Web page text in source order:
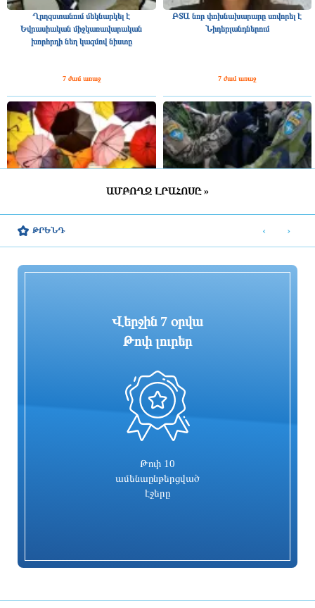
Ղրղզստանում մեկնարկել է
Եվրասիական միջկառավարական
խորհրդի նեղ կազմով նիստը
7 ժամ առաջ
ԲՏԱ նոր փոխնախարարը սովորել է
Նիդերլանդներում
7 ժամ առաջ
հնարավոր է կարկուտ
ամենամեծը մի քանի տասնամյակի
ընթացքում
«ՑԱՅԳ» հեռուստաընկերությունն
իրականացնում է «Շիրակցու խոսք»
Հիմնանորոգվում է Սևան-Մարտունի-
ավտոճանապարհի մի հատվածը
ամիսը
գործընթացի մեջ է»
ԱՄԲՈՂՋ ԼՐԱՀՈՍԸ »
ԹՐԵՆԴ
Վերջին 7 օրվա
Թոփ լուրեր
Թոփ 10
ամենաընթերցված
էջերը
‹ ›